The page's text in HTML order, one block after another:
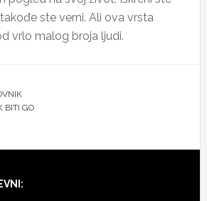
ste verni. Ali ova vrsta
vrlo malog broja ljudi.
BITI GO